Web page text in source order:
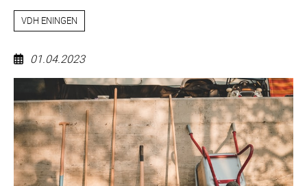
VDH ENINGEN
01.04.2023
Arbeitsdienst